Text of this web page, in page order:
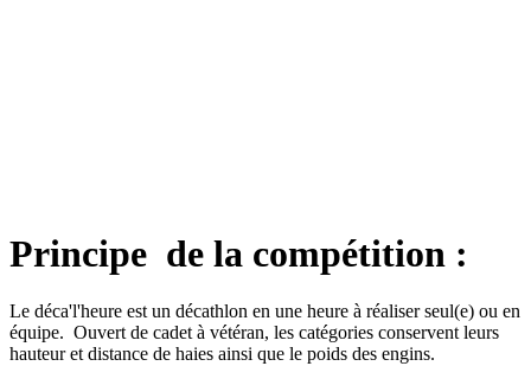
Principe de la compétition :
Le déca'l'heure est un décathlon en une heure à réaliser seul(e) ou en
équipe. Ouvert de cadet à vétéran, les catégories conservent leurs
hauteur et distance de haies ainsi que le poids des engins.